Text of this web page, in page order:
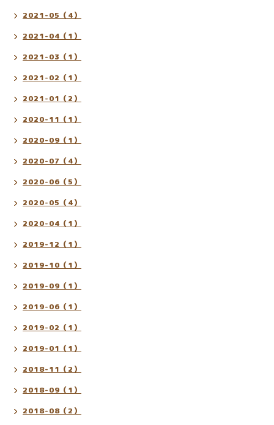
2021-05（4）
2021-04（1）
2021-03（1）
2021-02（1）
2021-01（2）
2020-11（1）
2020-09（1）
2020-07（4）
2020-06（5）
2020-05（4）
2020-04（1）
2019-12（1）
2019-10（1）
2019-09（1）
2019-06（1）
2019-02（1）
2019-01（1）
2018-11（2）
2018-09（1）
2018-08（2）